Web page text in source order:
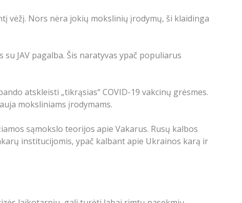
vėžį. Nors nėra jokių mokslinių įrodymų, ši klaidinga
JAV pagalba. Šis naratyvas ypač populiarus
atskleisti „tikrąsias“ COVID-19 vakcinų grėsmes.
moksliniams įrodymams.
sąmokslo teorijos apie Vakarus. Rusų kalbos
institucijomis, ypač kalbant apie Ukrainos karą ir